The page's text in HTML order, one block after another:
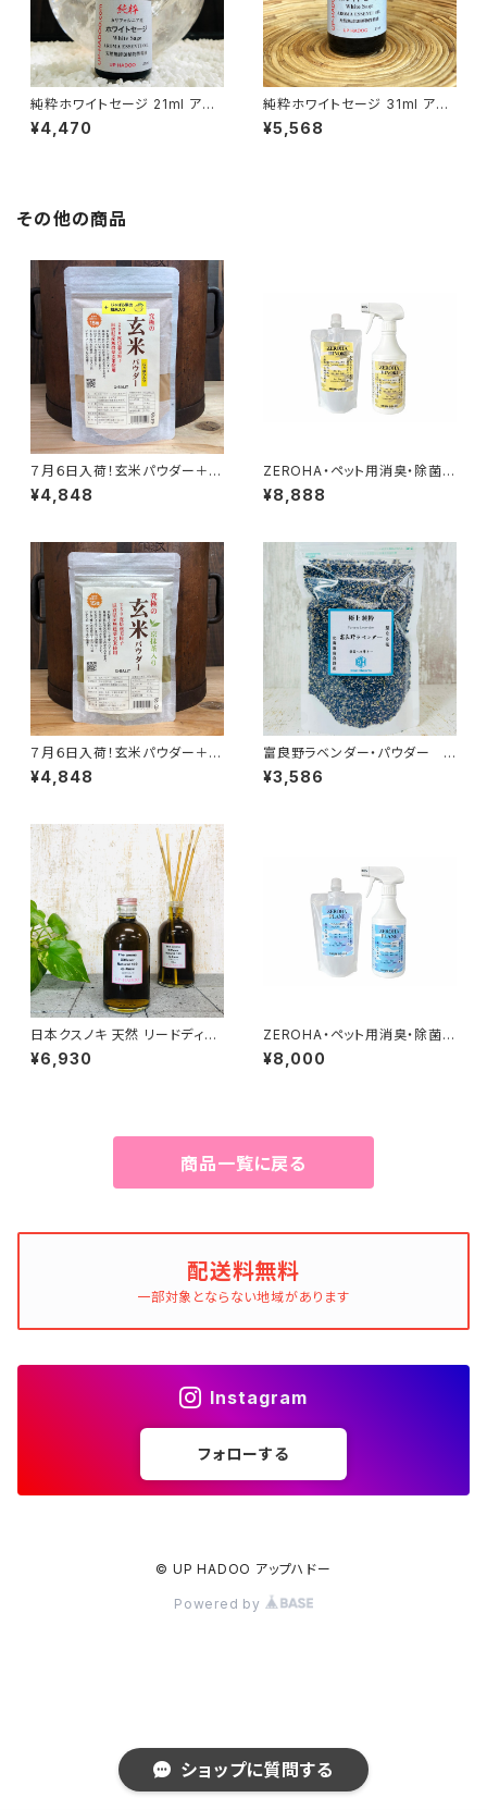
ショップに質問する
純粋ホワイトセージ 21ml アロ
マオイル
¥4,470
純粋ホワイトセージ 31ml アロ
マオイル
¥5,568
その他の商品
７月６日入荷！玄米パウダー＋じ
ゃばら果皮入り 500g
¥4,848
ZEROHA・ペット用消臭・除菌ス
プレー 吉野ひのきタイプ 本体
約520mlと詰め替え約1ℓセット
¥8,888
７月６日入荷！玄米パウダー＋京
抹茶 500g
¥4,848
富良野ラベンダー・パウダー
約77g以上
¥3,586
日本クスノキ 天然 リードディフ
ューザー 328ml
¥6,930
ZEROHA・ペット用消臭・除菌ス
プレー プレーン(無香料)タイ
プ 本体約520mlと詰め替え約1
¥8,000
商品一覧に戻る
配送料無料
一部対象とならない地域があります
Instagram
フォローする
© UP HADOO アップハドー
Powered by